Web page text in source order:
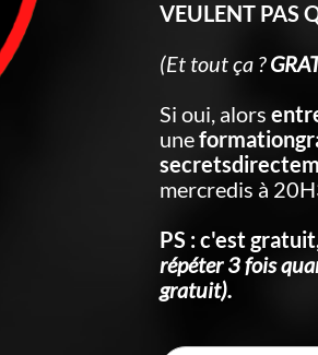
VEULENT PAS
(Et tout ça ?
Si oui, alors
une
mercredis à
PS : c'est
répéter 3 fois
gratuit).